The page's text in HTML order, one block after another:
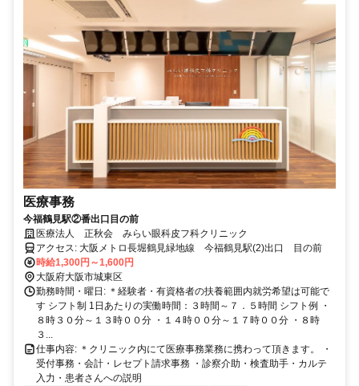
医療事務
今福鶴見駅②番出口目の前
医療法人 正秋会 みらい眼科皮フ科クリニック
アクセス: 大阪メトロ長堀鶴見緑地線 今福鶴見駅(2)出口 目の前
時給1,300円～1,600円
大阪府大阪市城東区
勤務時間・曜日: ＊経験者・有資格者の扶養範囲内就労希望は可能で
す シフト制 1日あたりの実働時間：３時間～７．５時間 シフト例 ・
８時３０分～１３時００分 ・１４時００分～１７時００分 ・８時
３...
仕事内容: ＊クリニック内にて医療事務業務に携わって頂きます。 ・
受付事務・会計・レセプト請求事務 ・診察介助・検査助手・カルテ
入力・患者さんへの説明